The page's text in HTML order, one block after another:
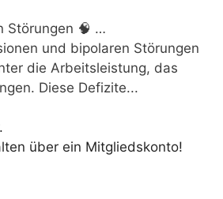
Störungen 🧠 …
und bipolaren Störungen
die Arbeitsleistung, das
Diese Defizite...
über ein Mitgliedskonto!